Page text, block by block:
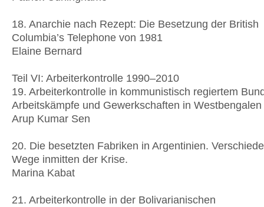
18. Anarchie nach Rezept: Die Besetzung der British
Columbia’s Telephone von 1981
Elaine Bernard
Teil VI: Arbeiterkontrolle 1990–2010
19. Arbeiterkontrolle in kommunistisch regiertem
Arbeitskämpfe und Gewerkschaften in Westbengalen
Arup Kumar Sen
20. Die besetzten Fabriken in Argentinien.
Wege inmitten der Krise.
Marina Kabat
21. Arbeiterkontrolle in der Bolivarianischen